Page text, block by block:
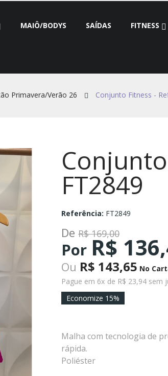
MAIÔ/BODYS SAÍDAS FITNESS
Primavera/Verão 26 Conjunto Fitness -
FT2849
Referência: FT2849
De R$ 169,00
Por R$
Ou R$ 143,65 No
Pague em 6x de R$ 23,94 sem
Economize 15%
Malha com tecnologia de
rápida.
Poliéster